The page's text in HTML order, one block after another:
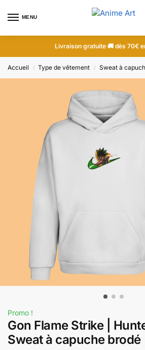
MENU
Livraison gratuite 🚚 dès 70€
Accueil / Type de vêtement / Sweat à
Promo !
Gon Flame Strike |
Sweat à capuche brodé